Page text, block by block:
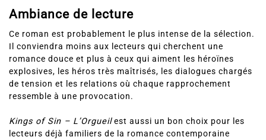
Ambiance de lecture
Ce roman est probablement le plus intense de la sélection.
Il conviendra moins aux lecteurs qui cherchent une
romance douce et plus à ceux qui aiment les héroïnes
explosives, les héros très maîtrisés, les dialogues chargés
de tension et les relations où chaque rapprochement
ressemble à une provocation.
Kings of Sin – L’Orgueilest aussi un bon choix pour les
lecteurs déjà familiers de la romance contemporaine